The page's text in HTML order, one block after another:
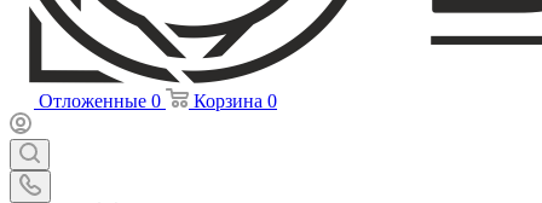
Отложенные 0 Корзина 0